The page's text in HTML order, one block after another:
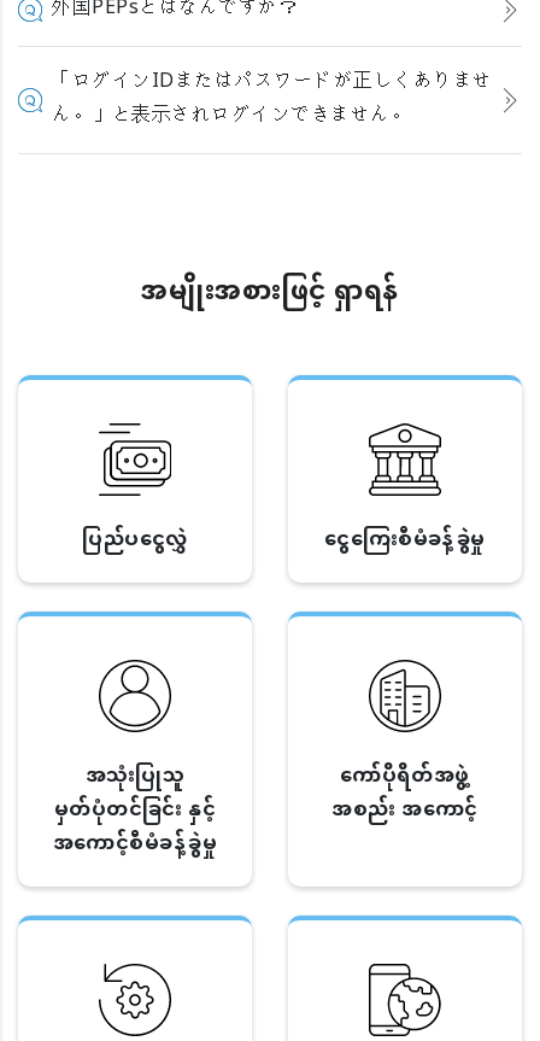
外国PEPsとはなんですか？
「ログインIDまたはパスワードが正しくありませ
ん。」と表示されログインできません。
အမျိုးအစားဖြင့် ရှာရန်
ပြည်ပငွေလွှဲ ငွေကြေးစီမံခန့်ခွဲမှု
အသုံးပြုသူ
မှတ်ပုံတင်ခြင်း နှင့်
အကောင့်စီမံခန့်ခွဲမှု
ကော်ပိုရိတ်အဖွဲ့
အစည်း အကောင့်